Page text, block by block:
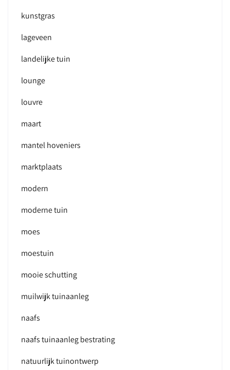
kunstgras
lageveen
landelijke tuin
lounge
louvre
maart
mantel hoveniers
marktplaats
modern
moderne tuin
moes
moestuin
mooie schutting
muilwijk tuinaanleg
naafs
naafs tuinaanleg bestrating
natuurlijk tuinontwerp